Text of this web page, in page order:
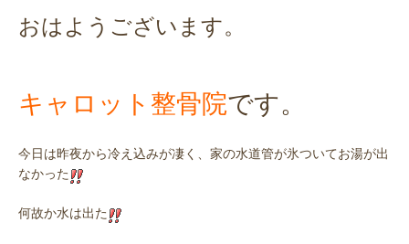
おはようございます。
キャロット整骨院です。
今日は昨夜から冷え込みが凄く、家の水道管が氷ついてお湯が出
なかった
何故か水は出た